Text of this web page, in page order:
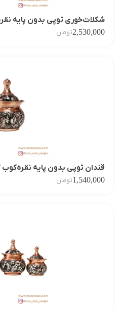
شکلات‌خوری توپی بدون پایه
2,530,000تومان
قندان توپی بدون پایه
1,540,000تومان